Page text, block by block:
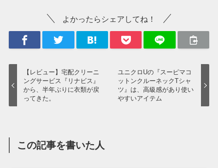
よかったらシェアしてね！
【レビュー】宅配クリーニ
ングサービス『リナビス』
から、半年ぶりに衣類が戻
ってきた。
ユニクロUの『スーピマコ
ットンクルーネックTシャ
ツ』は、高級感があり使い
やすいアイテム
この記事を書いた人